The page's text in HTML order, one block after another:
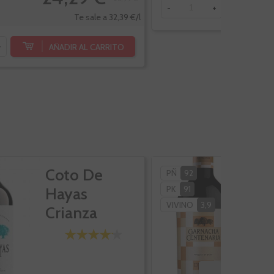
Te sale a 32,39 €/l
AÑADIR AL CARRITO
- +
Coto De
Hayas
Crianza
PÑ
92
PK
91
VIVINO
3,9